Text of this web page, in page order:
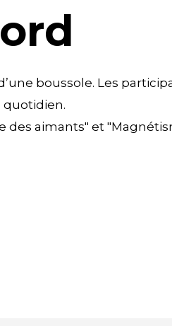
boussole. Les
quotidien.
des aimants" et